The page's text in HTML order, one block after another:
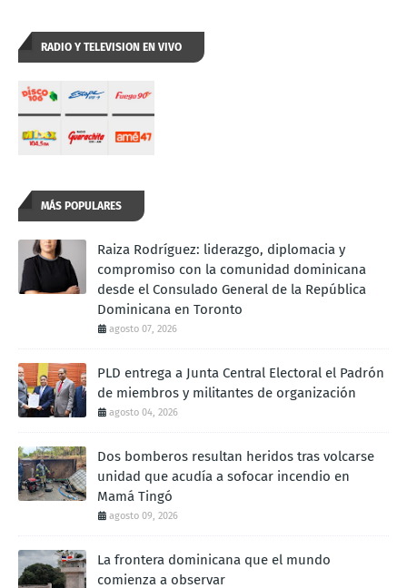
RADIO Y TELEVISION EN VIVO
MÁS POPULARES
Raiza Rodríguez: liderazgo, diplomacia y
compromiso con la comunidad dominicana
desde el Consulado General de la República
Dominicana en Toronto
agosto 07, 2026
PLD entrega a Junta Central Electoral el Padrón
de miembros y militantes de organización
agosto 04, 2026
Dos bomberos resultan heridos tras volcarse
unidad que acudía a sofocar incendio en
Mamá Tingó
agosto 09, 2026
La frontera dominicana que el mundo
comienza a observar